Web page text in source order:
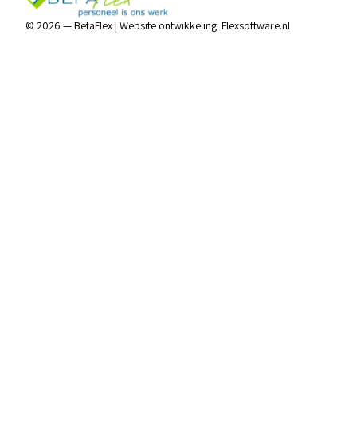
© 2026 — BefaFlex | Website ontwikkeling: Flexsoftware.nl